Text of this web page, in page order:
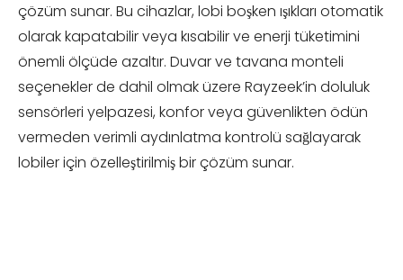
çözüm sunar. Bu cihazlar, lobi boşken ışıkları otomatik
olarak kapatabilir veya kısabilir ve enerji tüketimini
önemli ölçüde azaltır. Duvar ve tavana monteli
seçenekler de dahil olmak üzere Rayzeek’in doluluk
sensörleri yelpazesi, konfor veya güvenlikten ödün
vermeden verimli aydınlatma kontrolü sağlayarak
lobiler için özelleştirilmiş bir çözüm sunar.